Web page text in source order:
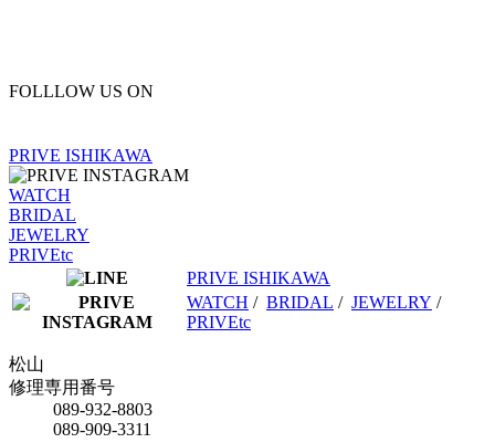
FOLLLOW US ON
PRIVE ISHIKAWA
WATCH
BRIDAL
JEWELRY
PRIVEtc
PRIVE ISHIKAWA
WATCH / BRIDAL / JEWELRY /
PRIVEtc
松山
修理専用番号
089-932-8803
089-909-3311